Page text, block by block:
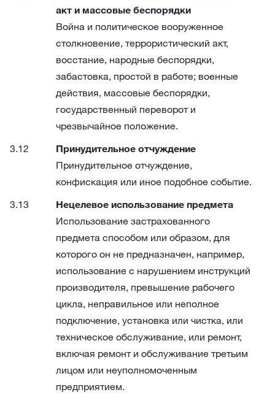
акт и массовые беспорядки
Война и политическое вооруженное
столкновение, террористический акт,
восстание, народные беспорядки,
забастовка, простой в работе; военные
действия, массовые беспорядки,
государственный переворот и
чрезвычайное положение.
Принудительное отчуждение
Принудительное отчуждение,
конфискация или иное подобное событие.
Нецелевое использование предмета
Использование застрахованного
предмета способом или образом, для
которого он не предназначен, например,
использование с нарушением инструкций
производителя, превышение рабочего
цикла, неправильное или неполное
подключение, установка или чистка, или
техническое обслуживание, или ремонт,
включая ремонт и обслуживание третьим
лицом или неуполномоченным
предприятием.